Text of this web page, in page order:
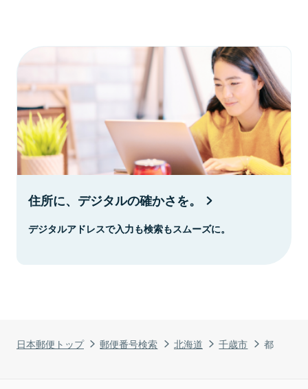
日本郵便トップ 郵便番号検索 北海道 千歳市 都
住所に、デジタルの確かさを。
デジタルアドレスで入力も検索もスムーズに。